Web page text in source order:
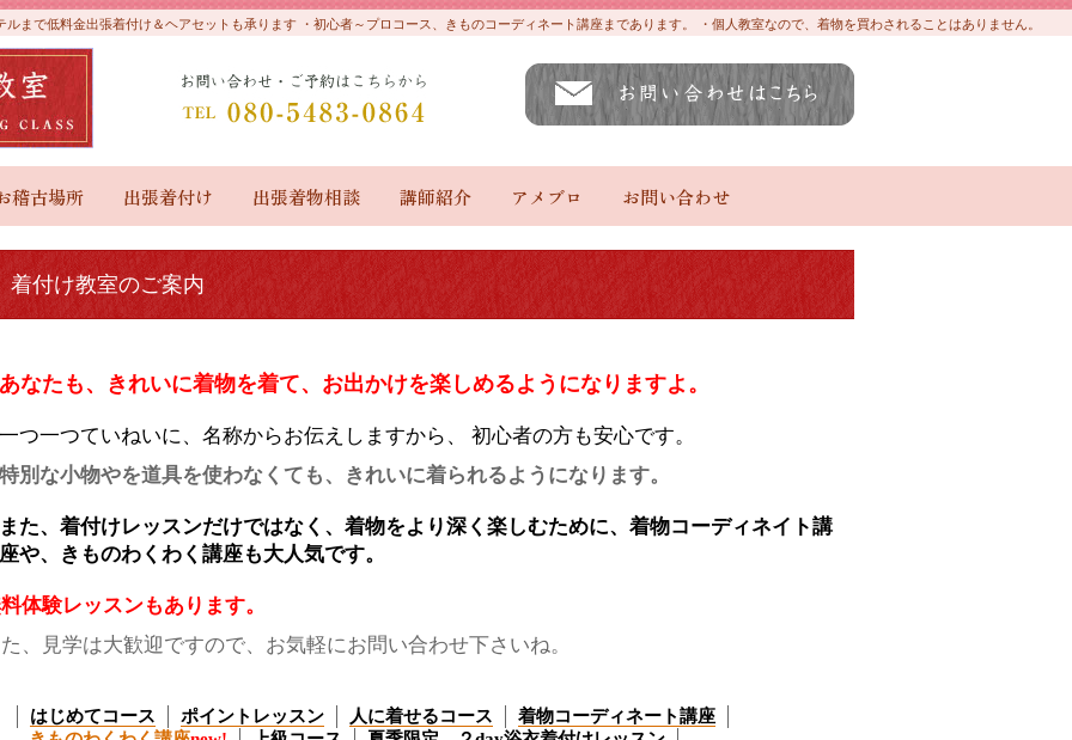
まで低料金出張着付け＆ヘアセットも承ります ・初心者～プロコース、きものコーディネート講座まであります。 ・個人教室なので、着物を買わされることはありません。
稽古場所 出張着付け 出張着物相談 講師紹介 アメブロ お問い合わせ
着付け教室のご案内
あなたも、きれいに着物を着て、お出かけを楽しめるようになりますよ。
一つ一つていねいに、名称からお伝えしますから、 初心者の方も安心です。
特別な小物やを道具を使わなくても、きれいに着られるようになります。
また、着付けレッスンだけではなく、着物をより深く楽しむために、着物コーディネイト講
座や、きものわくわく講座も大人気です。
体験レッスンもあります。
、見学は大歓迎ですので、お気軽にお問い合わせ下さいね。
はじめてコース ポイントレッスン 人に着せるコース
着物コーディネート講座